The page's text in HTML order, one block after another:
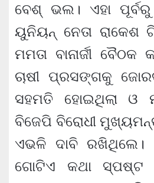
ବେଶ୍ ଭଲ। ଏହା ପୂର୍ବରୁ
ୟୁନିୟନ୍ ନେତା ରାକେଶ
ମମତା ବାନାର୍ଜୀ
ଚାଷୀ ପ୍ରସଙ୍ଗକୁ
ସହମତି ହୋଇଥିଲା ଓ
ବିଜେପି ବିରୋଧୀ
ଏଭଳି ଦାବି ରଖିଥିଲେ।
ଗୋଟିଏ କଥା ସ୍ପଷ୍ଟ